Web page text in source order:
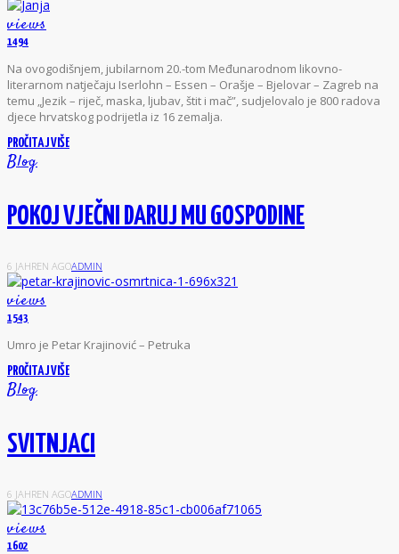
views
1494
Na ovogodišnjem, jubilarnom 20.-tom Međunarodnom likovno-
literarnom natječaju Iserlohn – Essen – Orašje – Bjelovar – Zagreb na
temu „Jezik – riječ, maska, ljubav, štit i mač”, sudjelovalo je 800 radova
djece hrvatskog podrijetla iz 16 zemalja.
PROČITAJ VIŠE
Blog
POKOJ VJEČNI DARUJ MU GOSPODINE
6 JAHREN AGOADMIN
views
1543
Umro je Petar Krajinović – Petruka
PROČITAJ VIŠE
Blog
SVITNJACI
6 JAHREN AGOADMIN
views
1602